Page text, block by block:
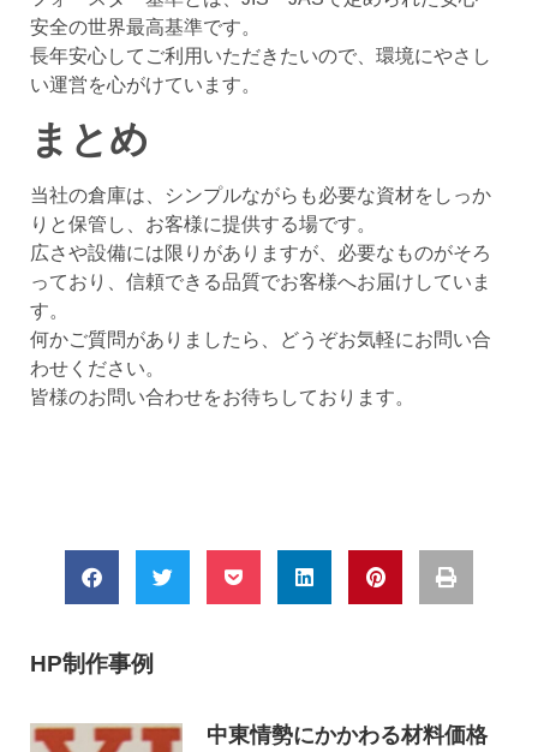
安全の世界最高基準です。
長年安心してご利用いただきたいので、環境にやさし
い運営を心がけています。
まとめ
当社の倉庫は、シンプルながらも必要な資材をしっか
りと保管し、お客様に提供する場です。
広さや設備には限りがありますが、必要なものがそろ
っており、信頼できる品質でお客様へお届けしていま
す。
何かご質問がありましたら、どうぞお気軽にお問い合
わせください。
皆様のお問い合わせをお待ちしております。
HP制作事例
中東情勢にかかわる材料価格